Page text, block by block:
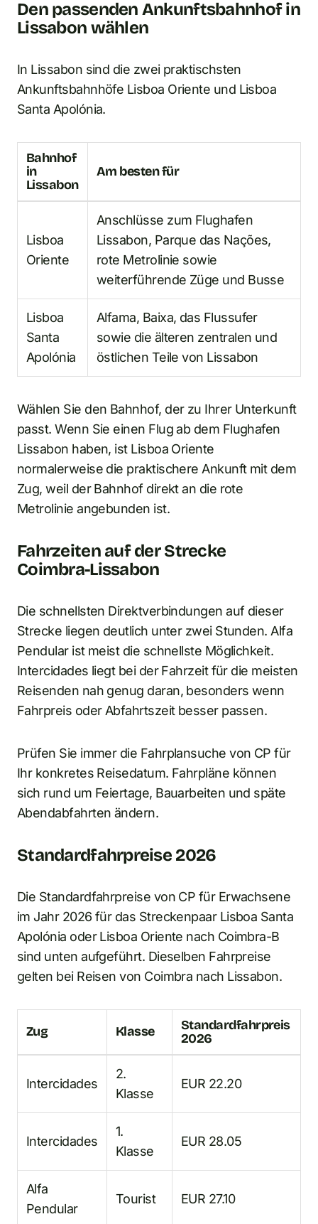
Den passenden Ankunftsbahnhof in
Lissabon wählen
In Lissabon sind die zwei praktischsten
Ankunftsbahnhöfe Lisboa Oriente und Lisboa
Santa Apolónia.
Bahnhof
in
Lissabon
Am besten für
Lisboa
Oriente
Anschlüsse zum Flughafen
Lissabon, Parque das Nações,
rote Metrolinie sowie
weiterführende Züge und Busse
Lisboa
Santa
Apolónia
Alfama, Baixa, das Flussufer
sowie die älteren zentralen und
östlichen Teile von Lissabon
Wählen Sie den Bahnhof, der zu Ihrer Unterkunft
passt. Wenn Sie einen Flug ab dem Flughafen
Lissabon haben, ist Lisboa Oriente
normalerweise die praktischere Ankunft mit dem
Zug, weil der Bahnhof direkt an die rote
Metrolinie angebunden ist.
Fahrzeiten auf der Strecke
Coimbra-Lissabon
Die schnellsten Direktverbindungen auf dieser
Strecke liegen deutlich unter zwei Stunden. Alfa
Pendular ist meist die schnellste Möglichkeit.
Intercidades liegt bei der Fahrzeit für die meisten
Reisenden nah genug daran, besonders wenn
Fahrpreis oder Abfahrtszeit besser passen.
Prüfen Sie immer die Fahrplansuche von CP für
Ihr konkretes Reisedatum. Fahrpläne können
sich rund um Feiertage, Bauarbeiten und späte
Abendabfahrten ändern.
Standardfahrpreise 2026
Die Standardfahrpreise von CP für Erwachsene
im Jahr 2026 für das Streckenpaar Lisboa Santa
Apolónia oder Lisboa Oriente nach Coimbra-B
sind unten aufgeführt. Dieselben Fahrpreise
gelten bei Reisen von Coimbra nach Lissabon.
Zug Klasse
Standardfahrpreis
2026
Intercidades
2.
Klasse
EUR 22.20
Intercidades
1.
Klasse
EUR 28.05
Alfa
Pendular
Tourist EUR 27.10